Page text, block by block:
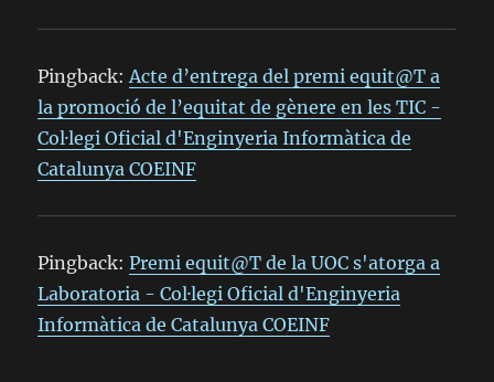
Pingback:Acte d’entrega del premi equit@T a
la promoció de l’equitat de gènere en les TIC -
Col·legi Oficial d'Enginyeria Informàtica de
Catalunya COEINF
Pingback:Premi equit@T de la UOC s'atorga a
Laboratoria - Col·legi Oficial d'Enginyeria
Informàtica de Catalunya COEINF